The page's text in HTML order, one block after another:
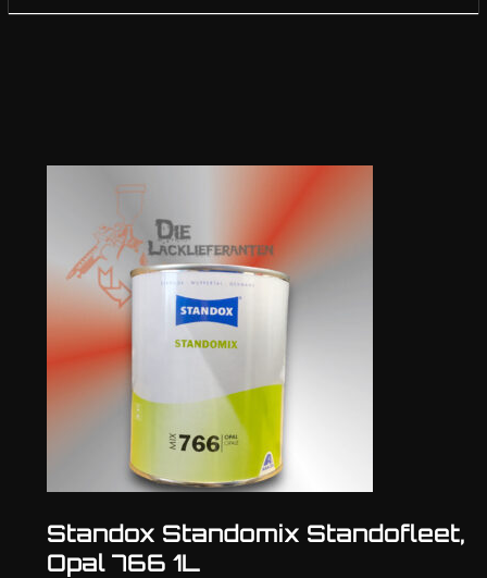
Standox Standomix Standofleet,
Opal 766 1L